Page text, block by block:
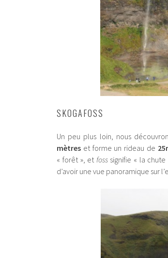
SKOGAFOSS
Un peu plus loin, nous
mètres et forme un rideau de
« forêt », et fosssignifie « la chute
d’avoir une vue panoramique sur